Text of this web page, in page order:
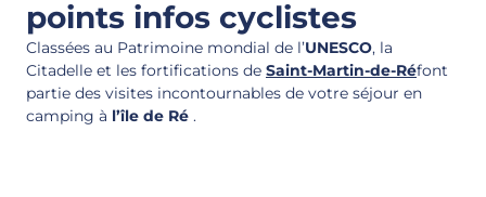
points infos cyclistes
Classées au Patrimoine mondial de l’UNESCO, la
Citadelle et les fortifications de Saint-Martin-de-Réfont
partie des visites incontournables de votre séjour en
camping à l’île de Ré .